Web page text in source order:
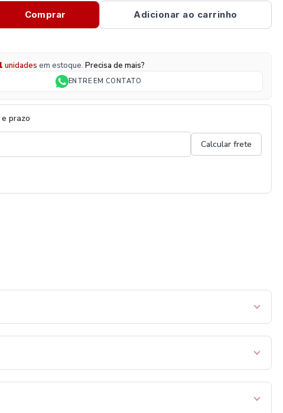
Comprar Adicionar ao carrinho
unidades em estoque. Precisa de mais?
ENTRE EM CONTATO
prazo